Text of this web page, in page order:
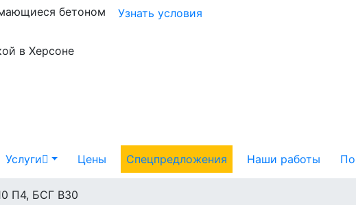
бетоном
Узнать условия
в Херсоне
Услуги Цены Спецпредложения Наши работы
П4, БСГ В30